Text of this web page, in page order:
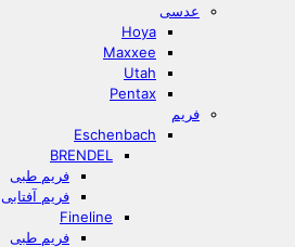
عدسی
Hoya
Maxxee
Utah
Pentax
فریم
Eschenbach
BRENDEL
فریم طبی
فریم آفتابی
Fineline
فریم طبی